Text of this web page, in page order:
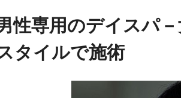
性専用のデイスパ
タイルで施術